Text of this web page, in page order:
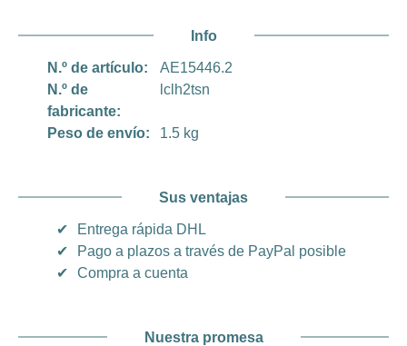
Info
N.º de artículo:
AE15446.2
N.º de
fabricante:
lclh2tsn
Peso de envío: 1.5 kg
Sus ventajas
✔
Entrega rápida DHL
✔
Pago a plazos a través de PayPal posible
✔
Compra a cuenta
Nuestra promesa